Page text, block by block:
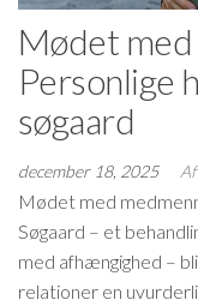
Mødet
Personlige
søgaard
december 18, 2025 Af
Mødet med
Søgaard – et
med afhængighed –
relationer en